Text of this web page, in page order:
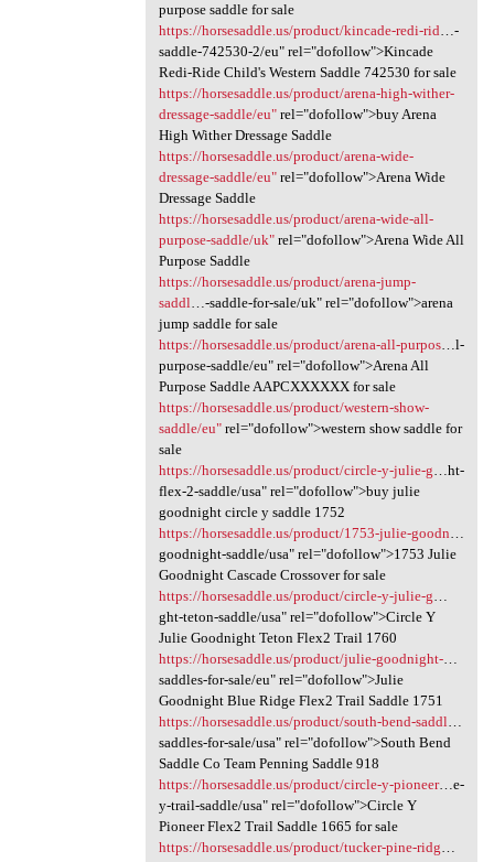
purpose saddle for sale
https://horsesaddle.us/product/kincade-redi-rid…-
saddle-742530-2/eu" rel="dofollow">Kincade
Redi-Ride Child's Western Saddle 742530 for sale
https://horsesaddle.us/product/arena-high-wither-
dressage-saddle/eu"rel="dofollow">buy Arena
High Wither Dressage Saddle
https://horsesaddle.us/product/arena-wide-
dressage-saddle/eu"rel="dofollow">Arena Wide
Dressage Saddle
https://horsesaddle.us/product/arena-wide-all-
purpose-saddle/uk"rel="dofollow">Arena Wide All
Purpose Saddle
https://horsesaddle.us/product/arena-jump-
saddl…-saddle-for-sale/uk" rel="dofollow">arena
jump saddle for sale
https://horsesaddle.us/product/arena-all-purpos…l-
purpose-saddle/eu" rel="dofollow">Arena All
Purpose Saddle AAPCXXXXXX for sale
https://horsesaddle.us/product/western-show-
saddle/eu"rel="dofollow">western show saddle for
sale
https://horsesaddle.us/product/circle-y-julie-g…ht-
flex-2-saddle/usa" rel="dofollow">buy julie
goodnight circle y saddle 1752
https://horsesaddle.us/product/1753-julie-goodn…
goodnight-saddle/usa" rel="dofollow">1753 Julie
Goodnight Cascade Crossover for sale
https://horsesaddle.us/product/circle-y-julie-g…
ght-teton-saddle/usa" rel="dofollow">Circle Y
Julie Goodnight Teton Flex2 Trail 1760
https://horsesaddle.us/product/julie-goodnight-…
saddles-for-sale/eu" rel="dofollow">Julie
Goodnight Blue Ridge Flex2 Trail Saddle 1751
https://horsesaddle.us/product/south-bend-saddl…
saddles-for-sale/usa" rel="dofollow">South Bend
Saddle Co Team Penning Saddle 918
https://horsesaddle.us/product/circle-y-pioneer…e-
y-trail-saddle/usa" rel="dofollow">Circle Y
Pioneer Flex2 Trail Saddle 1665 for sale
https://horsesaddle.us/product/tucker-pine-ridg…